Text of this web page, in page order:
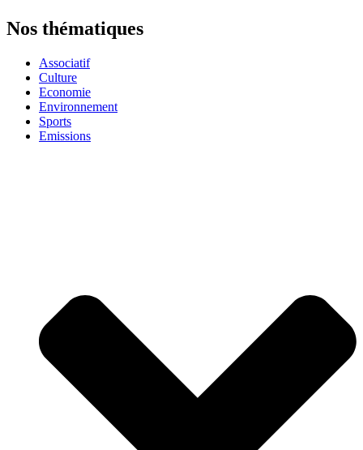
Nos thématiques
Associatif
Culture
Economie
Environnement
Sports
Emissions